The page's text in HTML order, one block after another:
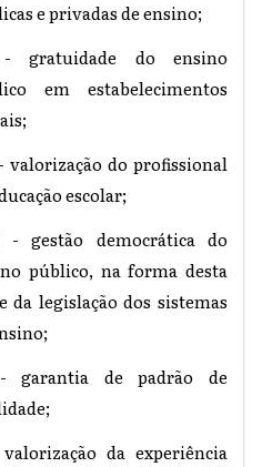
e privadas de ensino;
gratuidade do ensino
em estabelecimentos
valorização do profissional
escolar;
gestão democrática do
público, na forma desta
da legislação dos sistemas
garantia de padrão de
da experiência